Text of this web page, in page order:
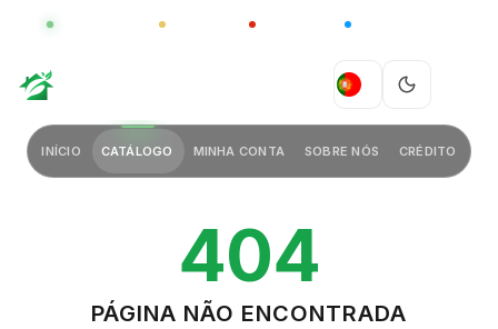
CHINA
PT
INÍCIO CATÁLOGO MINHA CONTA SOBRE NÓS CRÉDITO
404
PÁGINA NÃO ENCONTRADA